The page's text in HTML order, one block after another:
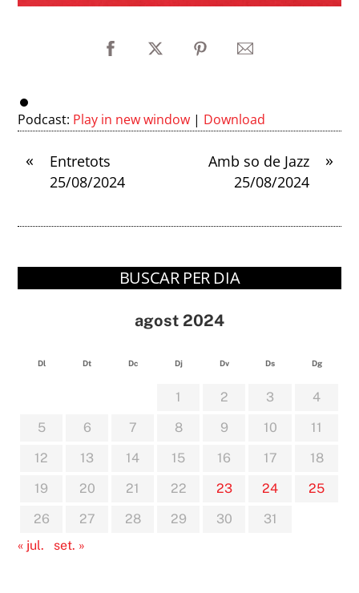
Podcast: Play in new window | Download
«
Entretots
25/08/2024
»
Amb so de Jazz
25/08/2024
BUSCAR PER DIA
agost 2024
Dl Dt Dc Dj Dv Ds Dg
1 2 3
4
5
6 7 8 9 10
11
12
13 14 15 16 17
18
19
20 21 22 23 24
25
26
27 28 29 30
31
« jul.
set. »